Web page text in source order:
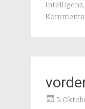
Intelligenz,
5.